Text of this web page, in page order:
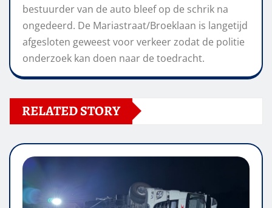
bestuurder van de auto bleef op de schrik na
ongedeerd. De Mariastraat/Broeklaan is langetijd
afgesloten geweest voor verkeer zodat de politie
onderzoek kan doen naar de toedracht.
RELATED STORY